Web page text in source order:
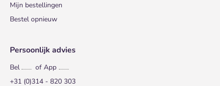
Mijn bestellingen
Bestel opnieuw
Persoonlijk advies
Bel
of App
+31 (0)314 - 820 303